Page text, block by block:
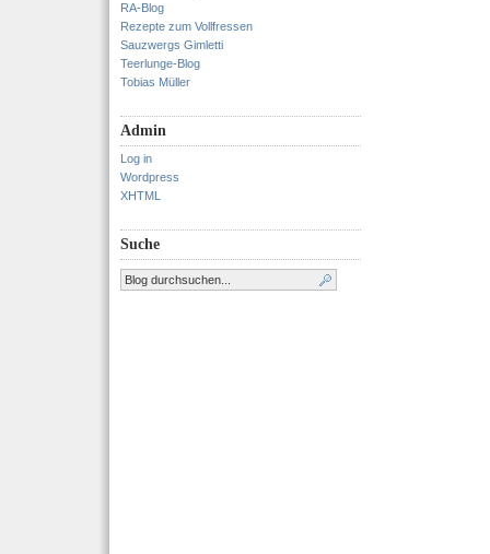
RA-Blog
Rezepte zum Vollfressen
Sauzwergs Gimletti
Teerlunge-Blog
Tobias Müller
Admin
Log in
Wordpress
XHTML
Suche